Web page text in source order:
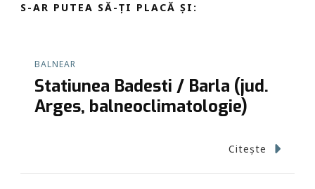
S-AR PUTEA SĂ-ȚI PLACĂ ȘI:
BALNEAR
Statiunea Badesti / Barla (jud.
Arges, balneoclimatologie)
Citește